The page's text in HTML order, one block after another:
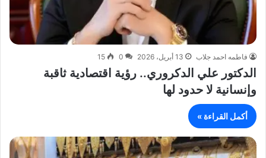
فاطمه احمد جلاب 13 أبريل، 2026 0
15
الدكتور علي الدكروري.. رؤية اقتصادية ثاقبة
وإنسانية لا حدود لها
أكمل القراءة »